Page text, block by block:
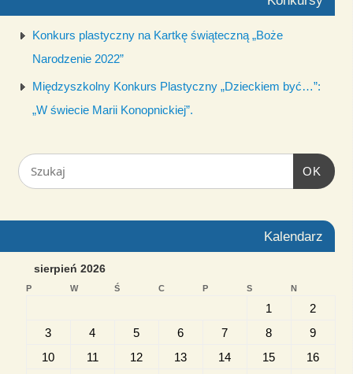
Konkurs plastyczny na Kartkę świąteczną „Boże
Narodzenie 2022”
Międzyszkolny Konkurs Plastyczny „Dzieckiem być…”:
„W świecie Marii Konopnickiej”.
OK
Kalendarz
sierpień 2026
P W Ś C P S N
1
2
3
4 5 6 7 8
9
10
11 12 13 14 15
16